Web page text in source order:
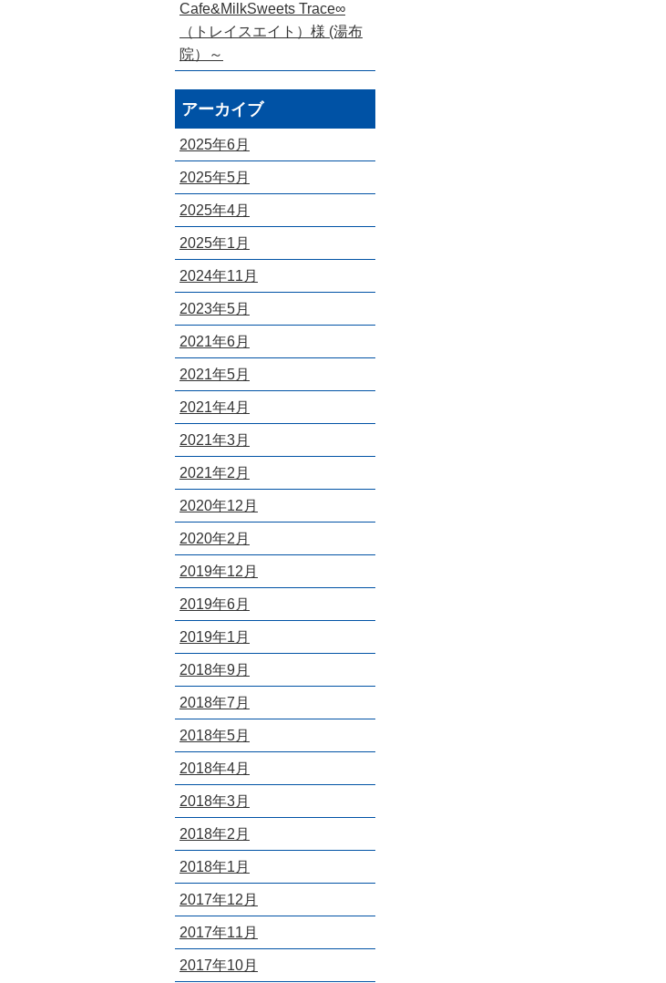
Cafe&MilkSweets Trace∞
（トレイスエイト）様 (湯布
院）～
アーカイブ
2025年6月
2025年5月
2025年4月
2025年1月
2024年11月
2023年5月
2021年6月
2021年5月
2021年4月
2021年3月
2021年2月
2020年12月
2020年2月
2019年12月
2019年6月
2019年1月
2018年9月
2018年7月
2018年5月
2018年4月
2018年3月
2018年2月
2018年1月
2017年12月
2017年11月
2017年10月